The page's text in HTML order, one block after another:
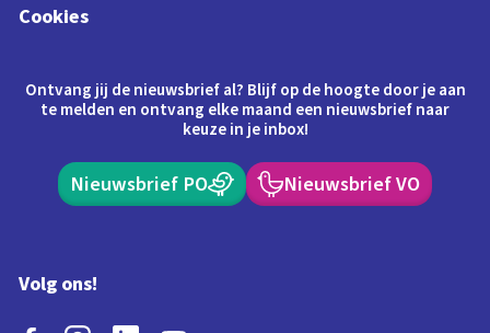
Cookies
Ontvang jij de nieuwsbrief al? Blijf op de hoogte door je aan
te melden en ontvang elke maand een nieuwsbrief naar
keuze in je inbox!
Nieuwsbrief PO Nieuwsbrief VO
Volg ons!